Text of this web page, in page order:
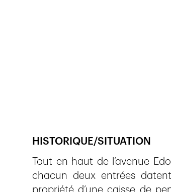
HISTORIQUE/SITUATION
Tout en haut de l’avenue
chacun deux entrées